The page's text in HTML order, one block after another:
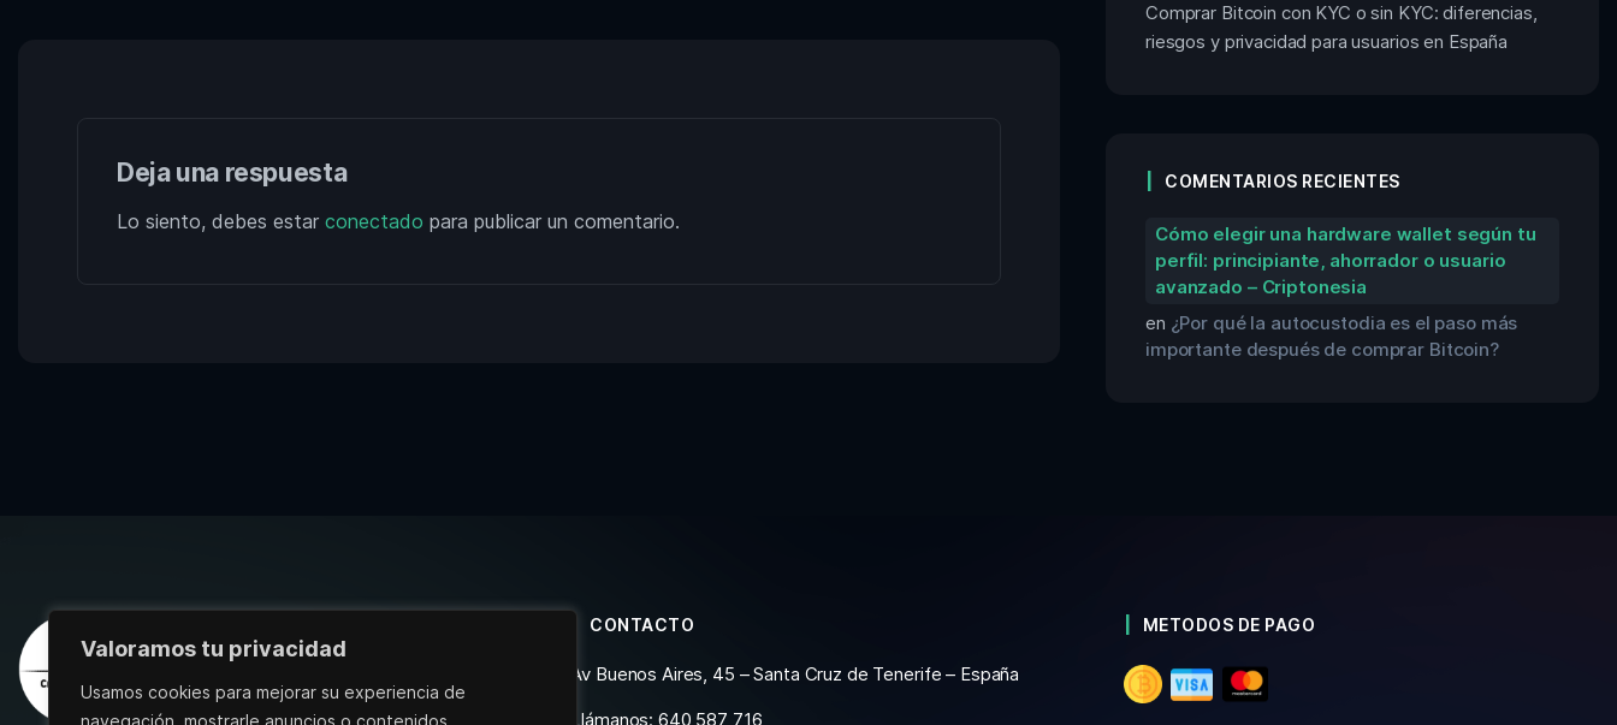
Valoramos tu privacidad
Usamos cookies para mejorar su experiencia de
navegación, mostrarle anuncios o contenidos
Deja una respuesta
Lo siento, debes estar conectado para publicar un comentario.
Comprar Bitcoin con KYC o sin KYC: diferencias,
riesgos y privacidad para usuarios en España
COMENTARIOS RECIENTES
Cómo elegir una hardware wallet según tu
perfil: principiante, ahorrador o usuario
avanzado – Criptonesia
en ¿Por qué la autocustodia es el paso más
importante después de comprar Bitcoin?
CONTACTO
Av Buenos Aires, 45 – Santa Cruz de Tenerife – España
Llámanos: 640 587 716
METODOS DE PAGO